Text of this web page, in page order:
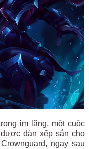
im lặng, một cuộc
dàn xếp sẵn cho
ngay sau